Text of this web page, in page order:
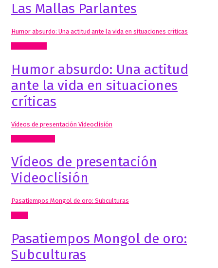
Las Mallas Parlantes
Humor absurdo: Una actitud ante la vida en situaciones críticas
Humor absurdo: Una actitud
ante la vida en situaciones
críticas
Vídeos de presentación Videoclisión
Vídeos de presentación
Videoclisión
Pasatiempos Mongol de oro: Subculturas
Pasatiempos Mongol de oro:
Subculturas